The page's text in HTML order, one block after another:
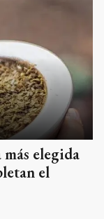
elegida
el